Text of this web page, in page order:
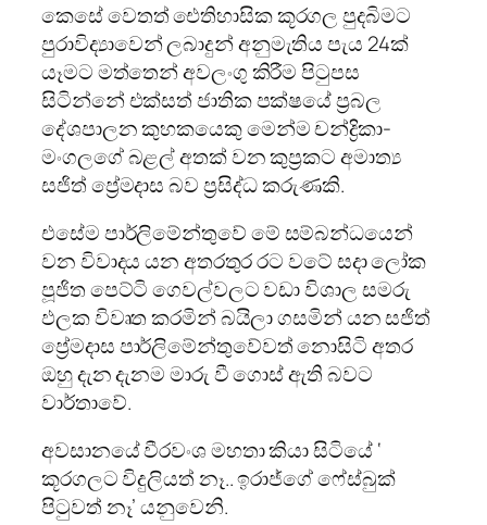
කෙසේ වෙතත් ඓතිහාසික කූරගල පුදබිමට
පුරාවිද්‍යාවෙන් ලබාදුන් අනුමැතිය පැය 24ක්
යෑමට මත්තෙන් අවලංගු කිරීම පිටුපස
සිටින්නේ එක්සත් ජාතික පක්ෂයේ ප්‍රබල
දේශපාලන කුහකයෙකු මෙන්ම චන්ද්‍රිකා-
මංගලගේ බළල් අතක් වන කුප්‍රකට අමාත්‍ය
සජිත් ප්‍රේමදාස බව ප්‍රසිද්ධ කරුණකි.
එසේම පාර්ලිමේන්තුවේ මේ සම්බන්ධයෙන්
වන විවාදය යන අතරතුර රට වටේ සදා ලෝක
පූජිත පෙට්ටි ගෙවල්වලට වඩා විශාල සමරු
ඵලක විවෘත කරමින් බයිලා ගසමින් යන සජිත්
ප්‍රේමදාස පාර්ලිමේන්තුවේවත් නොසිටි අතර
ඔහු දැන දැනම මාරු වී ගොස් ඇති බවට
වාර්තාවේ.
අවසානයේ වීරවංශ මහතා කියා සිටියේ ‘
කූරගලට විදුලියත් නෑ.. ඉරාජ්ගේ ෆේස්බුක්
පිටුවත් නෑ’ යනුවෙනි.